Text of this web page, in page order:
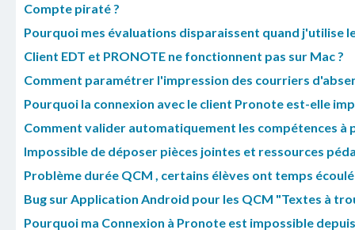
Compte piraté ?
Pourquoi mes évaluations disparaissent quand j'utilise
Client EDT et PRONOTE ne fonctionnent pas sur Mac ?
Comment paramétrer l'impression des courriers
Pourquoi la connexion avec le client Pronote est-elle
Comment valider automatiquement les compétences à
Impossible de déposer pièces jointes et ressources
Problème durée QCM , certains élèves ont temps
Bug sur Application Android pour les QCM "Textes à
Pourquoi ma Connexion à Pronote est impossible